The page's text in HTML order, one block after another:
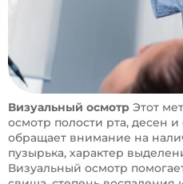
Визуальный осмотр Этот
осмотр полости рта, десен
обращает внимание на
пузырька, характер
Визуальный осмотр